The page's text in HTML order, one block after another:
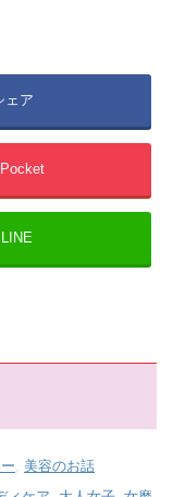
ェア
Pocket
LINE
美容のお話